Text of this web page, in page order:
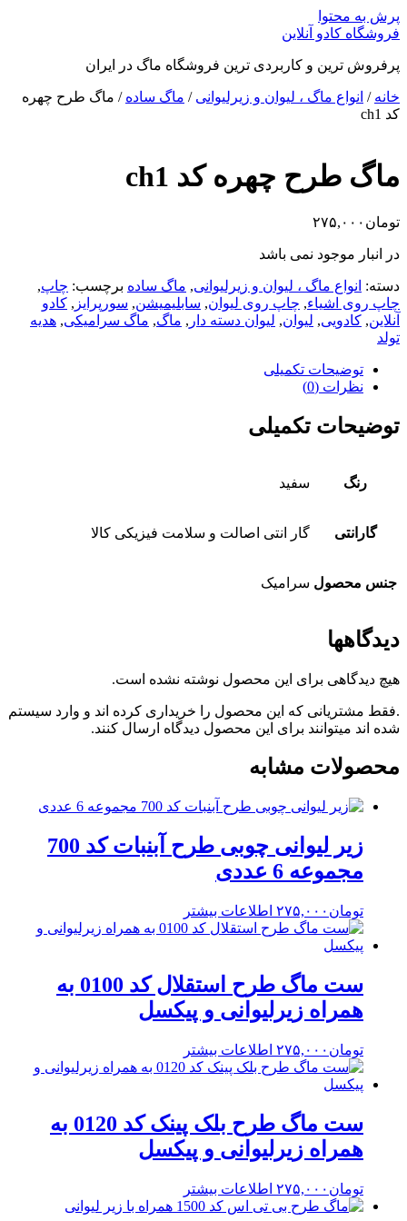
پرش به محتوا
فروشگاه کادو آنلاین
پرفروش ترین و کاربردی ترین فروشگاه ماگ در ایران
خانه / انواع ماگ ، لیوان و زیرلیوانی / ماگ ساده / ماگ طرح چهره
کد ch1
ماگ طرح چهره کد ch1
تومان ۲۷۵,۰۰۰
در انبار موجود نمی باشد
دسته: انواع ماگ ، لیوان و زیرلیوانی, ماگ ساده برچسب: چاپ,
چاپ روی اشیاء, چاپ روی لیوان, سابلیمیشن, سورپرایز , کادو
آنلاین, کادویی, لیوان, لیوان دسته دار , ماگ, ماگ سرامیکی, هدیه
تولد
توضیحات تکمیلی
نظرات (0)
توضیحات تکمیلی
رنگ سفید
گارانتی گار انتی اصالت و سلامت فیزیکی کالا
جنس محصول سرامیک
دیدگاهها
هیچ دیدگاهی برای این محصول نوشته نشده است.
.فقط مشتریانی که این محصول را خریداری کرده اند و وارد سیستم
شده اند میتوانند برای این محصول دیدگاه ارسال کنند.
محصولات مشابه
زیر لیوانی چوبی طرح آبنبات کد 700
مجموعه 6 عددی
تومان ۲۷۵,۰۰۰ اطلاعات بیشتر
ست ماگ طرح استقلال کد 0100 به
همراه زیرلیوانی و پیکسل
تومان ۲۷۵,۰۰۰ اطلاعات بیشتر
ست ماگ طرح بلک پینک کد 0120 به
همراه زیرلیوانی و پیکسل
تومان ۲۷۵,۰۰۰ اطلاعات بیشتر